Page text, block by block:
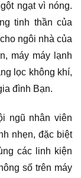
ngạt vì nóng.
tinh thần của
ngôi nhà của
máy máy lạnh
lọc không khí,
đình Bạn.
ngũ nhân viên
nhẹn, đặc biệt
các linh kiện
số trên máy